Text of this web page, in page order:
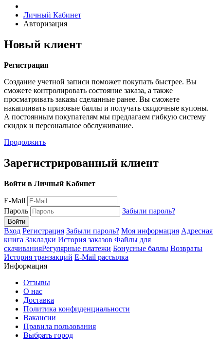
Личный Кабинет
Авторизация
Новый клиент
Регистрация
Создание учетной записи поможет покупать быстрее. Вы
сможете контролировать состояние заказа, а также
просматривать заказы сделанные ранее. Вы сможете
накапливать призовые баллы и получать скидочные купоны.
А постоянным покупателям мы предлагаем гибкую систему
скидок и персональное обслуживание.
Продолжить
Зарегистрированный клиент
Войти в Личный Кабинет
E-Mail
Пароль
Забыли пароль?
Вход Регистрация Забыли пароль? Моя информация Адресная
книга Закладки История заказов Файлы для
скачиванияРегулярные платежи Бонусные баллы Возвраты
История транзакций E-Mail рассылка
Информация
Отзывы
О нас
Доставка
Политика конфиденциальности
Вакансии
Правила пользования
Выбрать город